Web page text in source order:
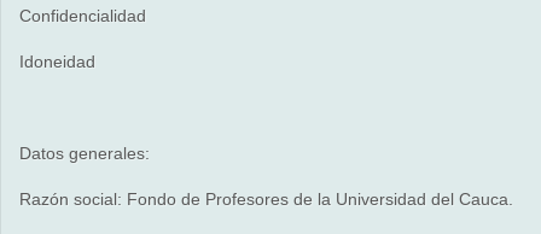
Confidencialidad
Idoneidad
Datos generales:
Razón social: Fondo de Profesores de la Universidad del Cauca.